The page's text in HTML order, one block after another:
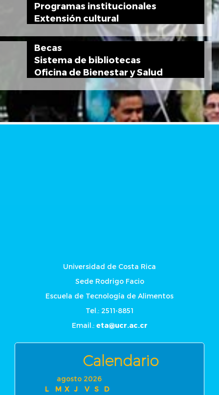
Programas institucionales
Extensión cultural
Becas
Sistema de bibliotecas
Oficina de Bienestar y Salud
Universidad de Costa Rica
Sede Rodrigo Facio
Escuela de Tecnología de Alimentos
Tel.: 2511-8851
Email.: eta@ucr.ac.cr
Calendario
agosto 2026
L
M X J V S
D